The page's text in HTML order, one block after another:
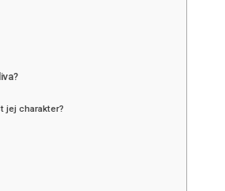
jej charakter?